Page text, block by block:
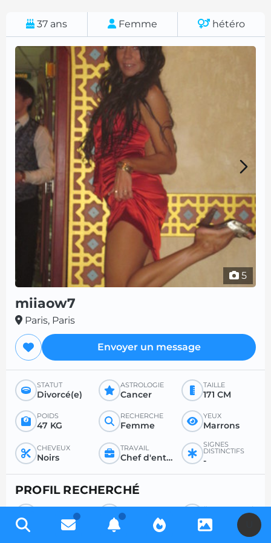
37 ans Femme hétéro
5
miiaow7
Paris, Paris
Envoyer un message
STATUT
Divorcé(e)
ASTROLOGIE
Cancer
TAILLE
171 CM
POIDS
47 KG
RECHERCHE
Femme
YEUX
Marrons
CHEVEUX
Noirs
TRAVAIL
Chef d'entreprise
SIGNES
DISTINCTIFS
-
PROFIL RECHERCHÉ
RECHERCHE
Homme
POUR
Tout
ÂGE SOUHAITÉ